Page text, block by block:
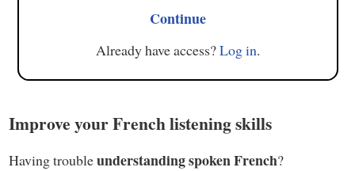
Continue
Already have access?Log in.
Improve your French listening skills
Having troubleunderstanding spoken French?